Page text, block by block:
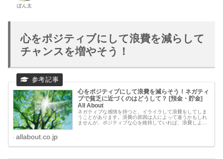
ぽん太
心をポジティブにして浪費を減らして
チャンスを増やそう！
心をポジティブにして浪費を減らそう！ネガティ
ブで貧乏に近づくのはどうして？ [預金・貯金]
All About
ネガティブな感情を持つと、イライラして浪費をしてしま
うことがあります。浪費の原因は人によって違うかもしれ
ませんが、ポジティブな心を維持していれば、浪費しよう
allabout.co.jp